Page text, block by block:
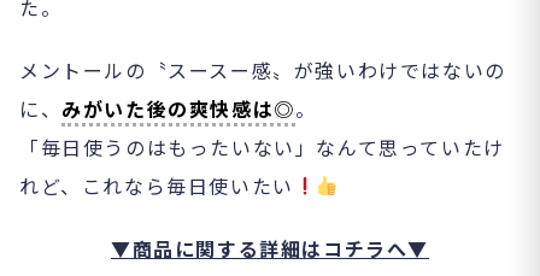
た。
メントールの〝スースー感〟が強いわけではないの
に、 みがいた後の爽快感は◎。
「毎日使うのはもったいない」なんて思っていたけ
れど、これなら毎日使いたい
▼商品に関する詳細はコチラへ▼